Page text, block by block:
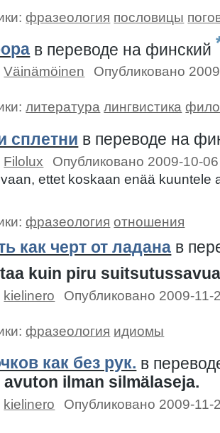
фразеология пословицы
в переводе на финский
Väinämöinen Опубликовано
литература лингвистика
сплетни в переводе на
Filolux
Опубликовано 2009-10-06
ettet koskaan enää kuuntele
фразеология отношения
как черт от ладана в
kuin piru
kielinero Опубликовано 2009-11-
фразеология идиомы
как без рук. в
avuton ilman silmälaseja.
kielinero Опубликовано 2009-11-